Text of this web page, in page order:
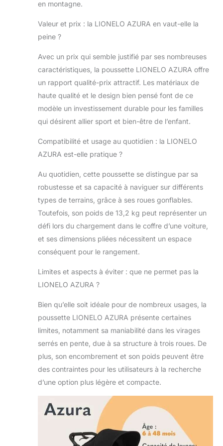
COMPLET :
permet d'absorber
significative les
chocs dus aux
irrégularités du
terrain. La
conception
châssis, avec un
amortissement
vers l'avant,
permet à la
poussette 3 roues
de s'adapter à des
terrains très
une conduite
souple et stable
PRÉCIEUX : un
de diriger la
poussette bébé
avec précision.
la poussette tout-
terrain pour les
sportifs maintient
une ligne droite de
déplacement. Vous
de corriger
constamment la
direction
manuellement
en montagne.
Valeur et prix : la LIONELO AZURA en vaut-elle la
peine ?
Avec un prix qui semble justifié par ses nombreuses
caractéristiques, la poussette LIONELO AZURA offre
un rapport qualité-prix attractif. Les matériaux de
haute qualité et le design bien pensé font de ce
modèle un investissement durable pour les familles
qui désirent allier sport et bien-être de l’enfant.
Compatibilité et usage au quotidien : la LIONELO
AZURA est-elle pratique ?
Au quotidien, cette poussette se distingue par sa
robustesse et sa capacité à naviguer sur différents
types de terrains, grâce à ses roues gonflables.
Toutefois, son poids de 13,2 kg peut représenter un
défi lors du chargement dans le coffre d’une voiture,
et ses dimensions pliées nécessitent un espace
conséquent pour le rangement.
Limites et aspects à éviter : que ne permet pas la
LIONELO AZURA ?
Bien qu’elle soit idéale pour de nombreux usages, la
poussette LIONELO AZURA présente certaines
limites, notamment sa maniabilité dans les virages
serrés en pente, due à sa structure à trois roues. De
plus, son encombrement et son poids peuvent être
des contraintes pour les utilisateurs à la recherche
d’une option plus légère et compacte.